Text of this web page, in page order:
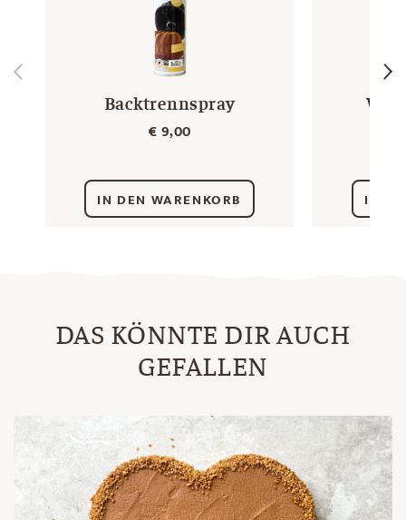
Backtrennspray
€9,00
IN DEN WARENKORB IN
DAS KÖNNTE DIR AUCH
GEFALLEN